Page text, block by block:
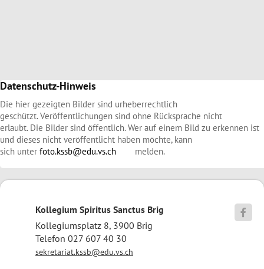
Datenschutz-Hinweis
Die hier gezeigten Bilder sind urheberrechtlich
geschützt. Veröffentlichungen sind ohne Rücksprache nicht
erlaubt. Die Bilder sind öffentlich. Wer auf einem Bild zu erkennen ist
und dieses nicht veröffentlicht haben möchte, kann
sich unter foto.kssb@edu.vs.ch melden.
Kollegium Spiritus Sanctus Brig
Kollegiumsplatz 8, 3900 Brig
Telefon 027 607 40 30
sekretariat.kssb@edu.vs.ch
